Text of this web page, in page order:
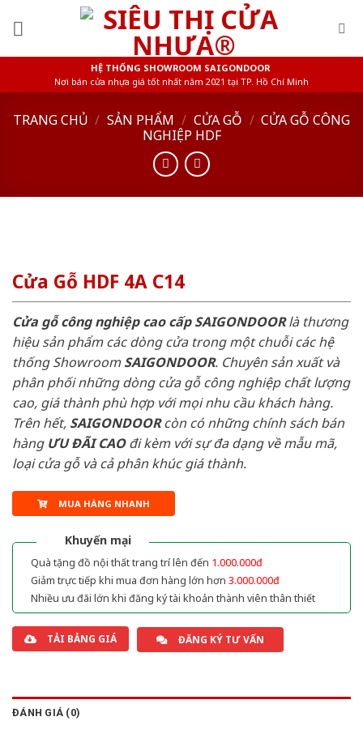
HỆ THỐNG SHOWROOM SAIGONDOOR
Nơi bán cửa nhựa giá tốt nhất năm 2021 tại TP. Hồ Chí Minh
TRANG CHỦ / SẢN PHẨM / CỬA GỖ / CỬA GỖ CÔNG
NGHIỆP HDF
Cửa Gỗ HDF 4A C14
Cửa gỗ công nghiệp cao cấp SAIGONDOORlà thương
hiệu sản phẩm các dòng cửa trong một chuỗi các hệ
thống ShowroomSAIGONDOOR. Chuyên sản xuất và
phân phối những dòng cửa gỗ công nghiệp chất lượng
cao, giá thành phù hợp với mọi nhu cầu khách hàng.
Trên hết, SAIGONDOORcòn có những chính sách bán
hàng ƯU ĐÃI CAOđi kèm với sự đa dạng về mẫu mã,
loại cửa gỗ và cả phân khúc giá thành.
MUA HÀNG NHANH
Khuyến mại
Quà tặng đồ nội thất trang trí lên đến 1.000.000đ
Giảm trực tiếp khi mua đơn hàng lớn hơn 3.000.000đ
Nhiều ưu đãi lớn khi đăng ký tài khoản thành viên thân thiết
TẢI BẢNG GIÁ ĐĂNG KÝ TƯ VẤN
ĐÁNH GIÁ (0)